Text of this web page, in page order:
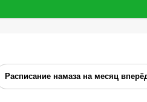
Расписание намаза на месяц